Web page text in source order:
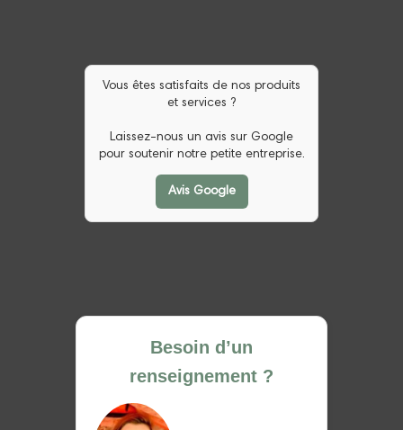
Vous êtes satisfaits de nos produits
et services ?
Laissez-nous un avis sur Google
pour soutenir notre petite entreprise.
Avis Google
Besoin d’un
renseignement ?